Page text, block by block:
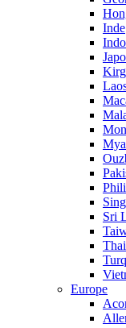
Inde
Sri
Europe